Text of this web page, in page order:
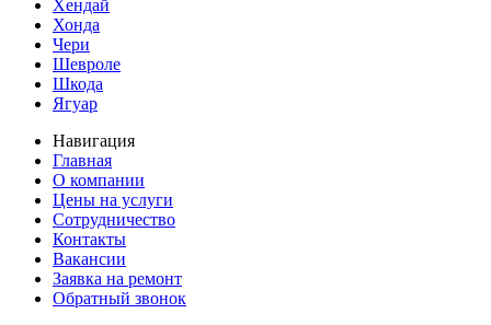
Хендай
Хонда
Чери
Шевроле
Шкода
Ягуар
Навигация
Главная
О компании
Цены на услуги
Сотрудничество
Контакты
Вакансии
Заявка на ремонт
Обратный звонок